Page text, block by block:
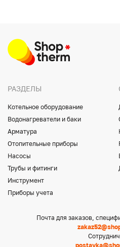
РАЗДЕЛЫ
Котельное оборудование
Водонагреватели и баки
Арматура
Отопительные приборы
Насосы
Трубы и фитинги
Инструмент
Приборы учета
Почта для заказов,